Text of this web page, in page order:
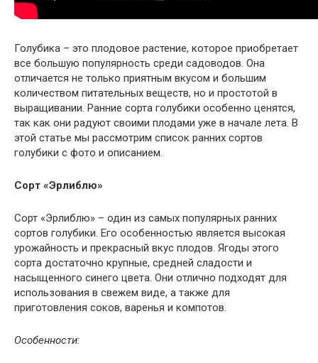
Голубика – это плодовое растение, которое приобретает
все большую популярность среди садоводов. Она
отличается не только приятным вкусом и большим
количеством питательных веществ, но и простотой в
выращивании. Ранние сорта голубики особенно ценятся,
так как они радуют своими плодами уже в начале лета. В
этой статье мы рассмотрим список ранних сортов
голубики с фото и описанием.
Сорт «Эрлиблю»
Сорт «Эрлиблю» – один из самых популярных ранних
сортов голубики. Его особенностью является высокая
урожайность и прекрасный вкус плодов. Ягоды этого
сорта достаточно крупные, средней сладости и
насыщенного синего цвета. Они отлично подходят для
использования в свежем виде, а также для
приготовления соков, варенья и компотов.
Особенности: